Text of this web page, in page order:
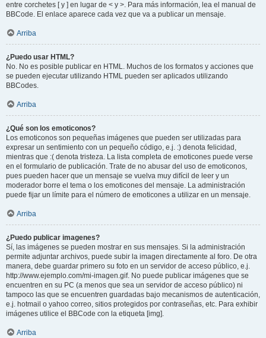
entre corchetes [ y ] en lugar de < y >. Para más información, lea el manual de
BBCode. El enlace aparece cada vez que va a publicar un mensaje.
Arriba
¿Puedo usar HTML?
No. No es posible publicar en HTML. Muchos de los formatos y acciones que
se pueden ejecutar utilizando HTML pueden ser aplicados utilizando
BBCodes.
Arriba
¿Qué son los emoticonos?
Los emoticonos son pequeñas imágenes que pueden ser utilizadas para
expresar un sentimiento con un pequeño código, e.j. :) denota felicidad,
mientras que :( denota tristeza. La lista completa de emoticones puede verse
en el formulario de publicación. Trate de no abusar del uso de emoticonos,
pues pueden hacer que un mensaje se vuelva muy difícil de leer y un
moderador borre el tema o los emoticones del mensaje. La administración
puede fijar un límite para el número de emoticones a utilizar en un mensaje.
Arriba
¿Puedo publicar imagenes?
Sí, las imágenes se pueden mostrar en sus mensajes. Si la administración
permite adjuntar archivos, puede subir la imagen directamente al foro. De otra
manera, debe guardar primero su foto en un servidor de acceso público, e.j.
http://www.ejemplo.com/mi-imagen.gif. No puede publicar imágenes que se
encuentren en su PC (a menos que sea un servidor de acceso público) ni
tampoco las que se encuentren guardadas bajo mecanismos de autenticación,
e.j. hotmail o yahoo correo, sitios protegidos por contraseñas, etc. Para exhibir
imágenes utilice el BBCode con la etiqueta [img].
Arriba